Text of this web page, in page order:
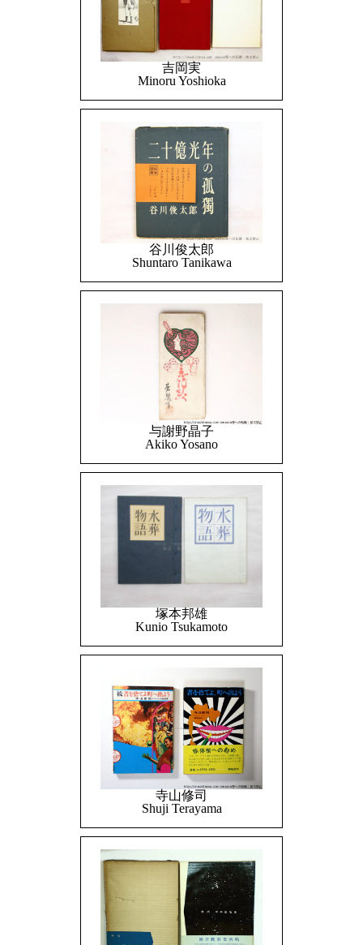
吉岡実
Minoru Yoshioka
谷川俊太郎
Shuntaro Tanikawa
与謝野晶子
Akiko Yosano
塚本邦雄
Kunio Tsukamoto
寺山修司
Shuji Terayama